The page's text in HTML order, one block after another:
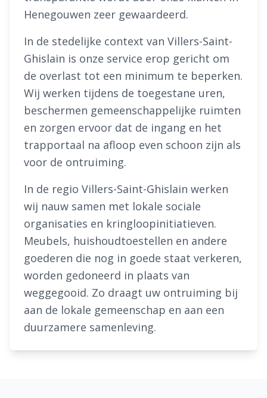
Henegouwen zeer gewaardeerd.
In de stedelijke context van Villers-Saint-
Ghislain is onze service erop gericht om
de overlast tot een minimum te beperken.
Wij werken tijdens de toegestane uren,
beschermen gemeenschappelijke ruimten
en zorgen ervoor dat de ingang en het
trapportaal na afloop even schoon zijn als
voor de ontruiming.
In de regio Villers-Saint-Ghislain werken
wij nauw samen met lokale sociale
organisaties en kringloopinitiatieven.
Meubels, huishoudtoestellen en andere
goederen die nog in goede staat verkeren,
worden gedoneerd in plaats van
weggegooid. Zo draagt uw ontruiming bij
aan de lokale gemeenschap en aan een
duurzamere samenleving.